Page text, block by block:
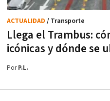
Llega el Trambus:
icónicas y dónde se
ACTUALIDAD / Transporte
PorP.L.